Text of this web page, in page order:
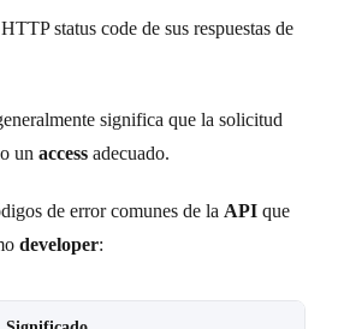
status code de sus respuestas de
significa que la solicitud
un access adecuado.
de error comunes de la API que
developer: